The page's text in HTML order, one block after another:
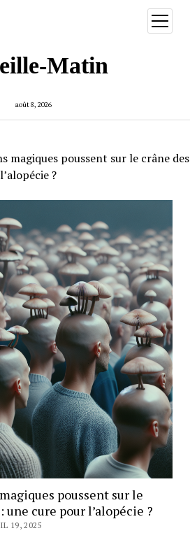
Matin
août 8, 2026
ouvrir
menu
magiques poussent sur le crâne des
?
poussent sur le
une cure pour l’alopécie ?
19, 2025